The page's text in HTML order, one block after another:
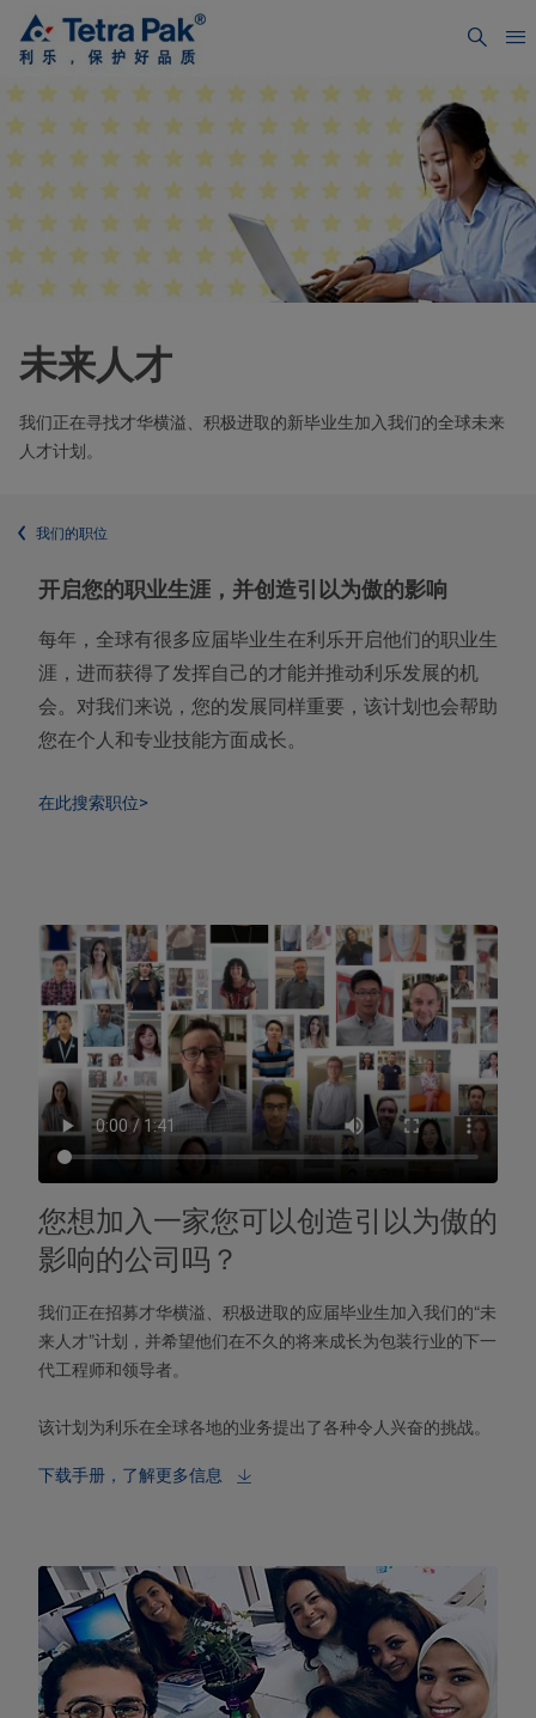
未来人才
我们正在寻找才华横溢、积极进取的新毕业生加入我们的全球未来
人才计划。
我们的职位
开启您的职业生涯，并创造引以为傲的影响
每年，全球有很多应届毕业生在利乐开启他们的职业生
涯，进而获得了发挥自己的才能并推动利乐发展的机
会。对我们来说，您的发展同样重要，该计划也会帮助
您在个人和专业技能方面成长。
在此搜索职位>
您想加入一家您可以创造引以为傲的
影响的公司吗？
我们正在招募才华横溢、积极进取的应届毕业生加入我们的“未
来人才”计划，并希望他们在不久的将来成长为包装行业的下一
代工程师和领导者。
该计划为利乐在全球各地的业务提出了各种令人兴奋的挑战。
下载手册，了解更多信息